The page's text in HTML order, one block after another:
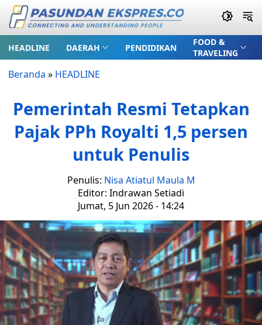
HEADLINE DAERAH PENDIDIKAN
FOOD &
TRAVELING
Beranda » HEADLINE
Pemerintah Resmi Tetapkan
Pajak PPh Royalti 1,5 persen
untuk Penulis
Penulis: Nisa Atiatul Maula M
Editor: Indrawan Setiadi
Jumat, 5 Jun 2026 - 14:24